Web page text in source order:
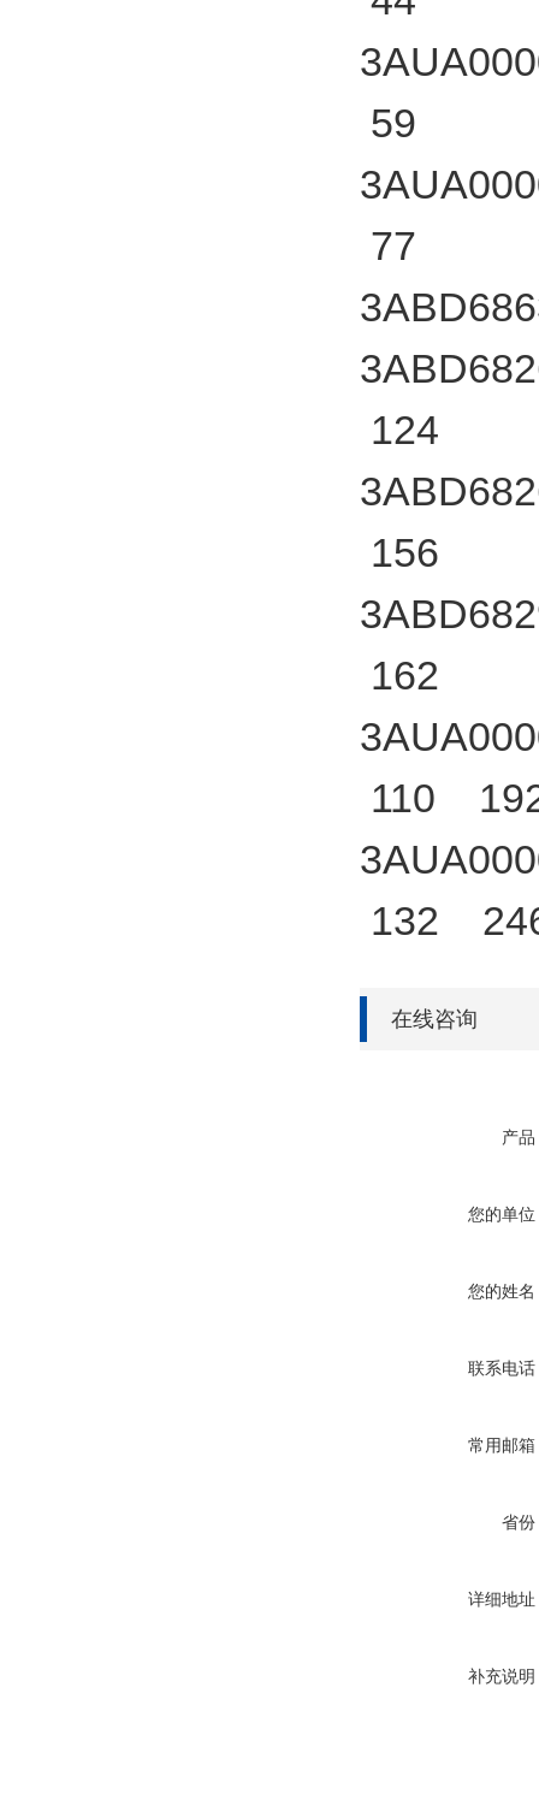
59
77
124
156
162
110
132
在线咨询
产品
您的单位
您的姓名
联系电话
常用邮箱
省份
详细地址
补充说明